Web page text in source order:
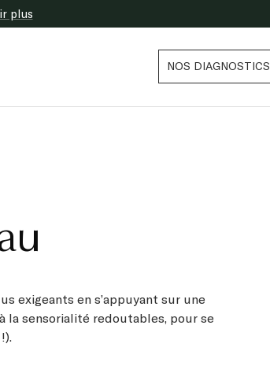
plus
NOS DIAGNOSTICS
exigeants en s’appuyant sur une
la sensorialité redoutables, pour se